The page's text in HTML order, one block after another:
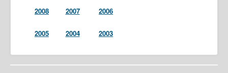
2008 2007 2006
2005 2004 2003